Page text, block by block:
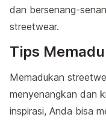
dan bersenang-
streetwear.
Tips
Memadukan
menyenangkan dan
inspirasi, Anda bisa